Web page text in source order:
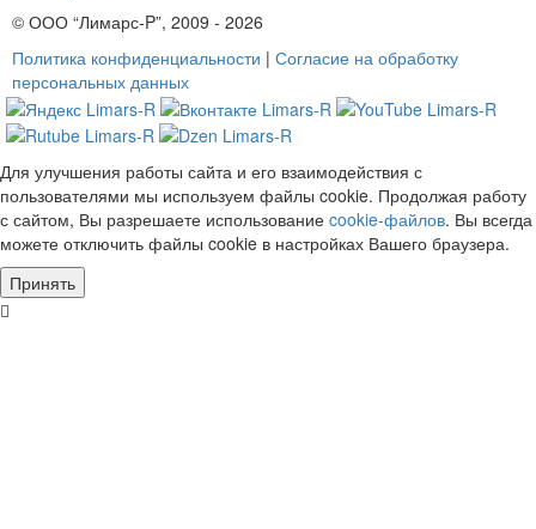
© ООО “Лимарс-P”, 2009 - 2026
Политика конфиденциальности | Согласие на обработку
персональных данных
Для улучшения работы сайта и его взаимодействия с
пользователями мы используем файлы cookie. Продолжая работу
с сайтом, Вы разрешаете использование cookie-файлов. Вы всегда
можете отключить файлы cookie в настройках Вашего браузера.
Принять